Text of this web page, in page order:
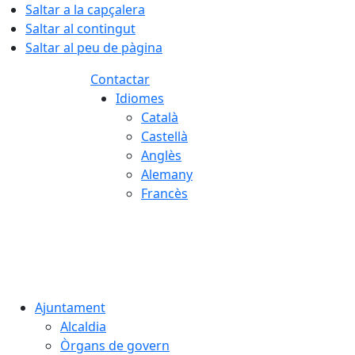
Saltar a la capçalera
Saltar al contingut
Saltar al peu de pàgina
Contactar
Idiomes
Català
Castellà
Anglès
Alemany
Francès
Ajuntament
Alcaldia
Òrgans de govern